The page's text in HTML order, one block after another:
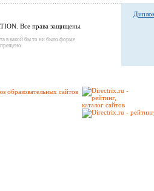
Все права защищены.
в какой бы то ни было форме